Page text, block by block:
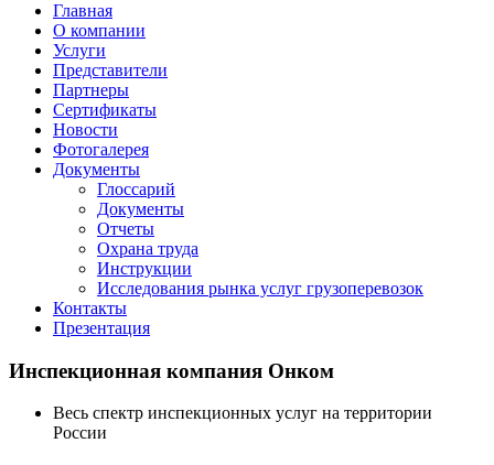
Главная
О компании
Услуги
Представители
Партнеры
Сертификаты
Новости
Фотогалерея
Документы
Глоссарий
Документы
Отчеты
Охрана труда
Инструкции
Исследования рынка услуг грузоперевозок
Контакты
Презентация
Инспекционная компания Онком
Весь спектр инспекционных услуг на территории
России